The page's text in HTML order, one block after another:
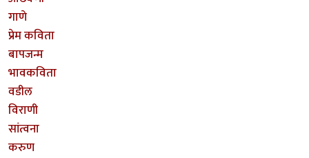
गाणे
प्रेम कविता
बापजन्म
भावकविता
वडील
विराणी
सांत्वना
करुण